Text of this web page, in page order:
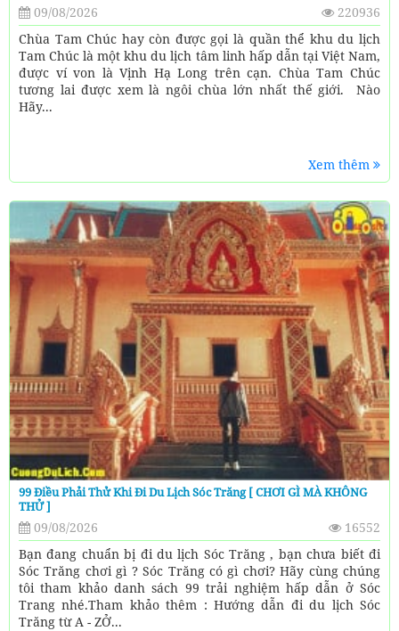
09/08/2026
220936
Chùa Tam Chúc hay còn được gọi là quần thể khu du lịch
Tam Chúc là một khu du lịch tâm linh hấp dẫn tại Việt Nam,
được ví von là Vịnh Hạ Long trên cạn. Chùa Tam Chúc
tương lai được xem là ngôi chùa lớn nhất thế giới. Nào
Hãy...
Xem thêm
99 Điều Phải Thử Khi Đi Du Lịch Sóc Trăng [ CHƠI GÌ MÀ KHÔNG
THỬ ]
09/08/2026
16552
Bạn đang chuẩn bị đi du lịch Sóc Trăng , bạn chưa biết đi
Sóc Trăng chơi gì ? Sóc Trăng có gì chơi? Hãy cùng chúng
tôi tham khảo danh sách 99 trải nghiệm hấp dẫn ở Sóc
Trang nhé.Tham khảo thêm : Hướng dẫn đi du lịch Sóc
Trăng từ A - ZỞ...